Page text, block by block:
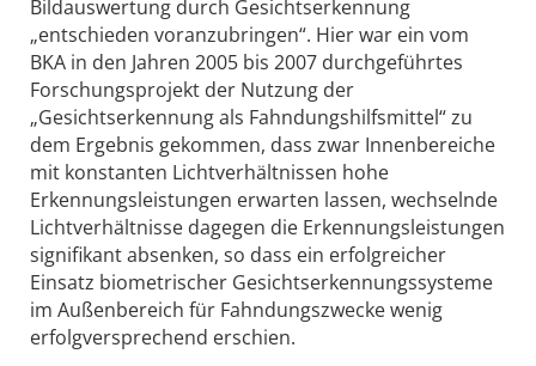
Bildauswertung durch Gesichtserkennung
„entschieden voranzubringen“. Hier war ein vom
BKA in den Jahren 2005 bis 2007 durchgeführtes
Forschungsprojekt der Nutzung der
„Gesichtserkennung als Fahndungshilfsmittel“ zu
dem Ergebnis gekommen, dass zwar Innenbereiche
mit konstanten Lichtverhältnissen hohe
Erkennungsleistungen erwarten lassen, wechselnde
Lichtverhältnisse dagegen die Erkennungsleistungen
signifikant absenken, so dass ein erfolgreicher
Einsatz biometrischer Gesichtserkennungssysteme
im Außenbereich für Fahndungszwecke wenig
erfolgversprechend erschien.